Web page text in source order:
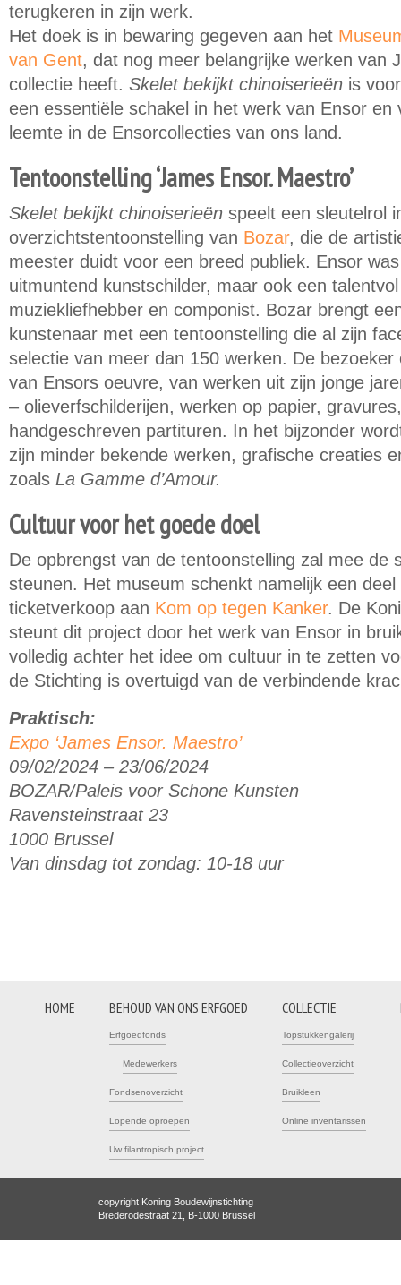
terugkeren in zijn werk.
Het doek is in bewaring gegeven aan het
van Gent, dat nog meer belangrijke werken van
collectie heeft. Skelet bekijkt chinoiserieën is
een essentiële schakel in het werk van Ensor en
leemte in de Ensorcollecties van ons land.
Tentoonstelling ‘James Ensor. Maestro’
Skelet bekijkt chinoiserieën speelt een sleutelrol
overzichtstentoonstelling van Bozar, die de
meester duidt voor een breed publiek. Ensor
uitmuntend kunstschilder, maar ook een
muziekliefhebber en componist. Bozar brengt
kunstenaar met een tentoonstelling die al zijn
selectie van meer dan 150 werken. De
van Ensors oeuvre, van werken uit zijn jonge
– olieverfschilderijen, werken op papier,
handgeschreven partituren. In het bijzonder
zijn minder bekende werken, grafische creaties
zoals La Gamme d’Amour.
Cultuur voor het goede doel
De opbrengst van de tentoonstelling zal mee de
steunen. Het museum schenkt namelijk een
ticketverkoop aan Kom op tegen Kanker. De
steunt dit project door het werk van Ensor in
volledig achter het idee om cultuur in te zetten
de Stichting is overtuigd van de verbindende
Praktisch:
Expo ‘James Ensor. Maestro’
09/02/2024 – 23/06/2024
BOZAR/Paleis voor Schone Kunsten
Ravensteinstraat 23
1000 Brussel
Van dinsdag tot zondag: 10-18 uur
HOME BEHOUD VAN ONS ERFGOED
Erfgoedfonds
Medewerkers
Fondsenoverzicht
Lopende oproepen
Uw filantropisch project
COLLECTIE
Topstukkengalerij
Collectieoverzicht
Bruikleen
Online inventarissen
copyright Koning Boudewijnstichting
Brederodestraat 21, B-1000 Brussel